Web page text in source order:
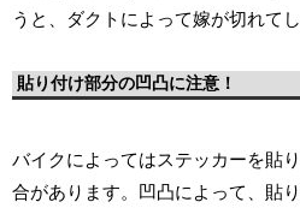
うと、ダクトによって嫁が切れて
貼り付け部分の凹凸に注意！
バイクによってはステッカーを貼
合があります。凹凸によって、貼